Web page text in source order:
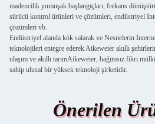
madencilik yumuşak başlangıçları, frekans
sürücü kontrol ürünleri ve çözümleri, endüstriyel
çözümleri vb.
Endüstriyel alanda kök salarak ve Nesnelerin
teknolojileri entegre ederek Aikeweier akıllı
ulaşım ve akıllı tarımAikeweier, bağımsız fikri
sahip ulusal bir yüksek teknoloji şirketidir.
Önerilen